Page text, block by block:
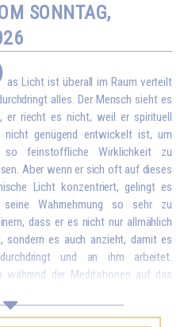
SONNTAG,
as Licht ist überall im Raum verteilt
alles. Der Mensch sieht es
er riecht es nicht, weil er spirituell
nicht genügend entwickelt ist, um
so feinstoffliche Wirklichkeit zu
Aber wenn er sich oft auf dieses
Licht konzentriert, gelingt es
seine Wahrnehmung so sehr zu
dass er es nicht nur allmählich
sondern es auch anzieht, damit es
und an ihm arbeitet.
während der Meditationen auf das
alle verbrauchten, kranken Partikel